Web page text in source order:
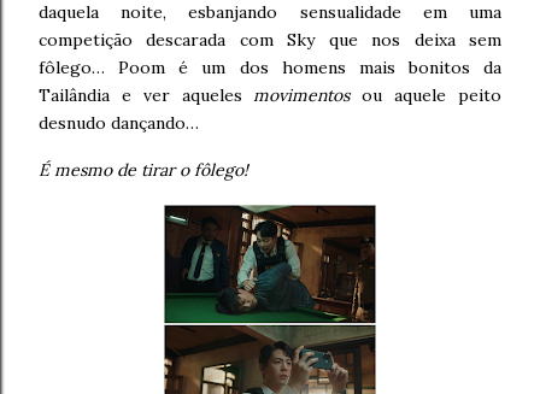
daquela noite, esbanjando sensualidade em uma
competição descarada com Sky que nos deixa sem
fôlego… Poom é um dos homens mais bonitos da
Tailândia e ver aquelesmovimentosou aquele peito
desnudo dançando…
É mesmo de tirar o fôlego!